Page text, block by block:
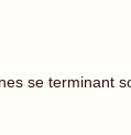
se terminant